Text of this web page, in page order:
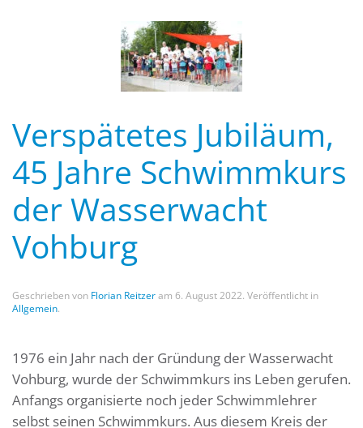
Verspätetes Jubiläum,
45 Jahre Schwimmkurs
der Wasserwacht
Vohburg
Geschrieben von Florian Reitzeram 6. August 2022. Veröffentlicht in
Allgemein.
1976 ein Jahr nach der Gründung der Wasserwacht
Vohburg, wurde der Schwimmkurs ins Leben gerufen.
Anfangs organisierte noch jeder Schwimmlehrer
selbst seinen Schwimmkurs. Aus diesem Kreis der